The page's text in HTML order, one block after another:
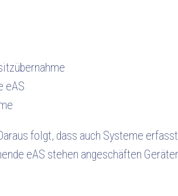
eAS
folgt, dass auch Systeme
eAS stehen angeschäften